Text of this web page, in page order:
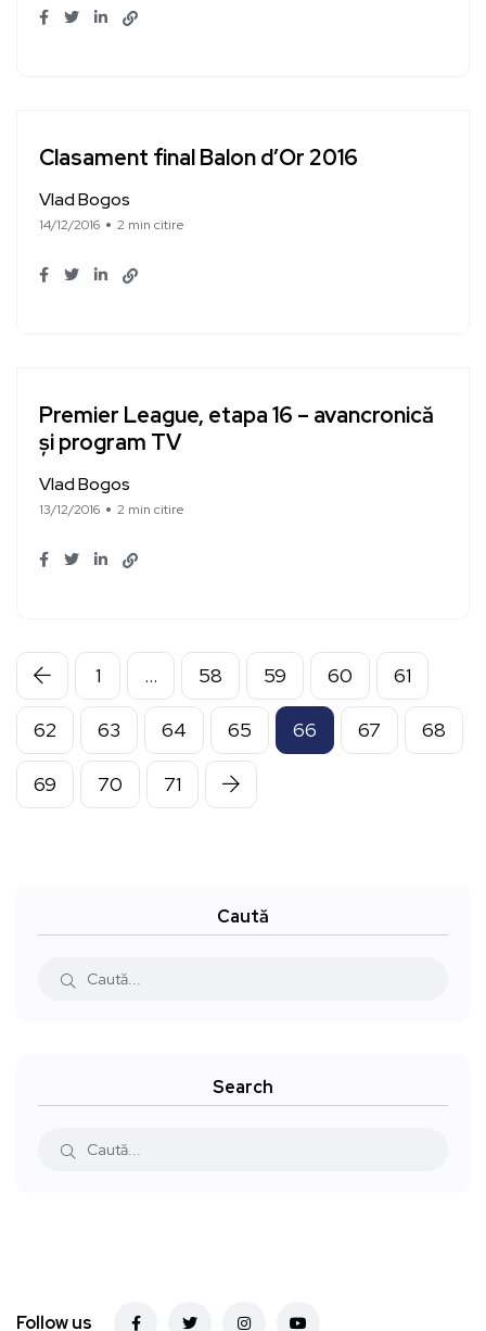
Clasament final Balon d’Or 2016
Vlad Bogos
14/12/2016 2 min citire
Premier League, etapa 16 – avancronică
și program TV
Vlad Bogos
13/12/2016 2 min citire
1 … 58 59 60 61
62 63 64 65 66 67 68
69 70 71
Caută
Search
Follow us